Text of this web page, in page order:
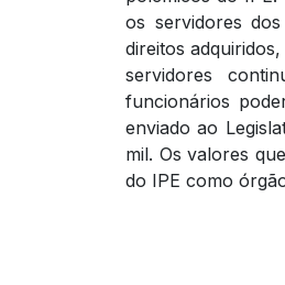
os servidores
direitos
servidores
funcionários
enviado ao
mil. Os valores
do IPE como